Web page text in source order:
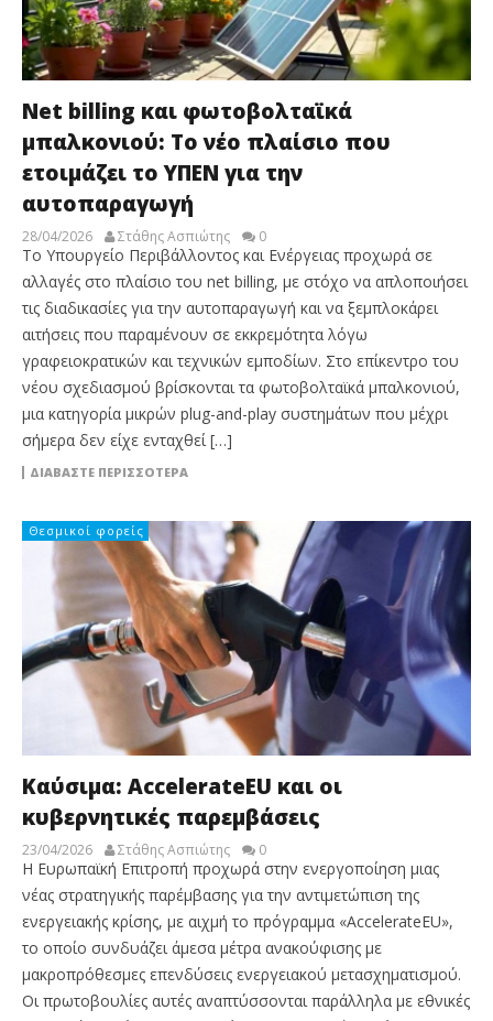
Net billing και φωτοβολταϊκά
μπαλκονιού: Το νέο πλαίσιο που
ετοιμάζει το ΥΠΕΝ για την
αυτοπαραγωγή
28/04/2026 Στάθης Ασπιώτης 0
Το Υπουργείο Περιβάλλοντος και Ενέργειας προχωρά σε
αλλαγές στο πλαίσιο του net billing, με στόχο να απλοποιήσει
τις διαδικασίες για την αυτοπαραγωγή και να ξεμπλοκάρει
αιτήσεις που παραμένουν σε εκκρεμότητα λόγω
γραφειοκρατικών και τεχνικών εμποδίων. Στο επίκεντρο του
νέου σχεδιασμού βρίσκονται τα φωτοβολταϊκά μπαλκονιού,
μια κατηγορία μικρών plug-and-play συστημάτων που μέχρι
σήμερα δεν είχε ενταχθεί […]
ΔΙΑΒΆΣΤΕ ΠΕΡΙΣΣΌΤΕΡΑ
Θεσμικοί φορείς
Καύσιμα: AccelerateEU και οι
κυβερνητικές παρεμβάσεις
23/04/2026 Στάθης Ασπιώτης 0
Η Ευρωπαϊκή Επιτροπή προχωρά στην ενεργοποίηση μιας
νέας στρατηγικής παρέμβασης για την αντιμετώπιση της
ενεργειακής κρίσης, με αιχμή το πρόγραμμα «AccelerateEU»,
το οποίο συνδυάζει άμεσα μέτρα ανακούφισης με
μακροπρόθεσμες επενδύσεις ενεργειακού μετασχηματισμού.
Οι πρωτοβουλίες αυτές αναπτύσσονται παράλληλα με εθνικές